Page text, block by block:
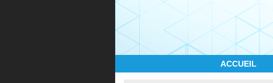
ACCUEIL